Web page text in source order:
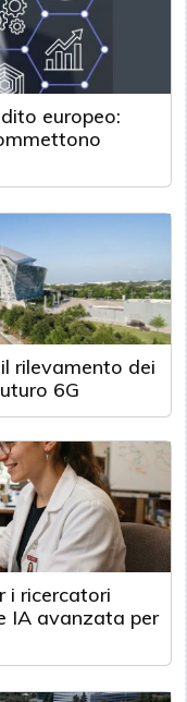
europeo:
rilevamento dei
6G
i ricercatori
IA avanzata per